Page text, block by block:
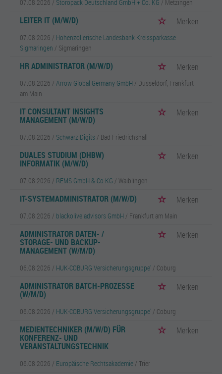
07.08.2026 / Storopack Deutschland GmbH + Co. KG / Metzingen
LEITER IT (M/W/D) Merken
07.08.2026 / Hohenzollerische Landesbank Kreissparkasse
Sigmaringen / Sigmaringen
HR ADMINISTRATOR (M/W/D) Merken
07.08.2026 / Arrow Global Germany GmbH / Düsseldorf, Frankfurt
am Main
IT CONSULTANT INSIGHTS
MANAGEMENT (M/W/D)
Merken
07.08.2026 / Schwarz Digits / Bad Friedrichshall
DUALES STUDIUM (DHBW)
INFORMATIK (M/W/D)
Merken
07.08.2026 / REMS GmbH & Co KG / Waiblingen
IT-SYSTEMADMINISTRATOR (M/W/D) Merken
07.08.2026 / blackolive advisors GmbH / Frankfurt am Main
ADMINISTRATOR DATEN- /
STORAGE- UND BACKUP-
MANAGEMENT (W/M/D)
Merken
06.08.2026 / HUK-COBURG Versicherungsgruppe' / Coburg
ADMINISTRATOR BATCH-PROZESSE
(W/M/D)
Merken
06.08.2026 / HUK-COBURG Versicherungsgruppe' / Coburg
MEDIENTECHNIKER (M/W/D) FÜR
KONFERENZ- UND
VERANSTALTUNGSTECHNIK
Merken
06.08.2026 / Europäische Rechtsakademie / Trier